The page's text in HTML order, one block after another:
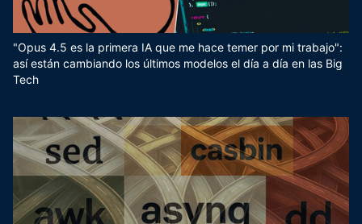
"Opus 4.5 es la primera IA que me hace temer por mi trabajo":
así están cambiando los últimos modelos el día a día en las Big
Tech